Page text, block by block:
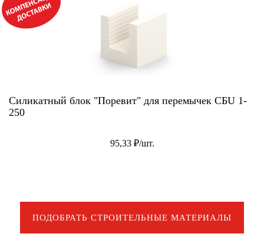
Силикатный блок "Поревит" для перемычек СБU 1-
250
95,33 ₽/шт.
ПОДОБРАТЬ СТРОИТЕЛЬНЫЕ МАТЕРИАЛЫ